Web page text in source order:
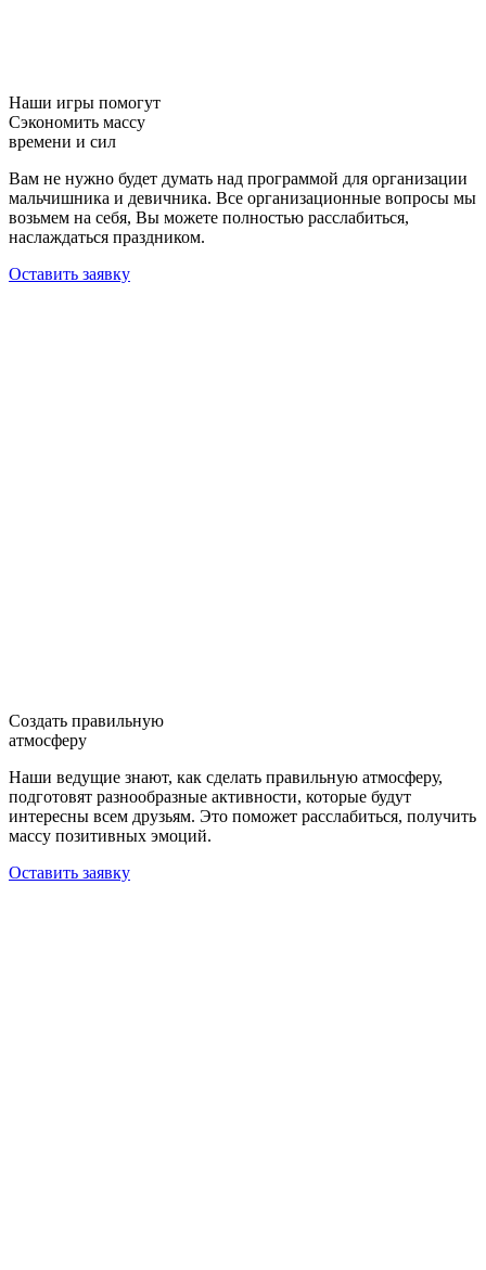
Наши игры помогут
Сэкономить массу
времени и сил
Вам не нужно будет думать над программой для организации
мальчишника и девичника. Все организационные вопросы мы
возьмем на себя, Вы можете полностью расслабиться,
наслаждаться праздником.
Оставить заявку
Создать правильную
атмосферу
Наши ведущие знают, как сделать правильную атмосферу,
подготовят разнообразные активности, которые будут
интересны всем друзьям. Это поможет расслабиться, получить
массу позитивных эмоций.
Оставить заявку